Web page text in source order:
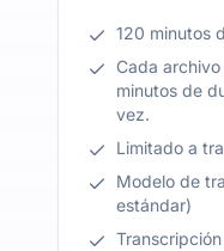
120 minutos
Cada
minutos de
vez.
Limitado a
Modelo de
estándar)